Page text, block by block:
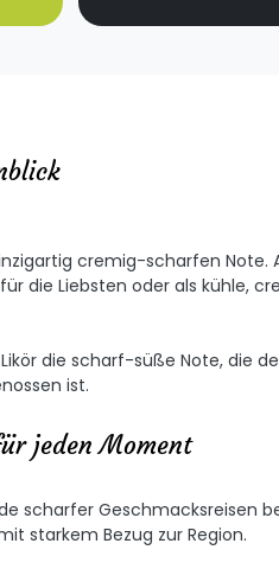
cremig-scharfen
die Liebsten oder als
die scharf-süße Note, die
ist.
jeden Moment
scharfer Geschmacksreisen
starkem Bezug zur Region.